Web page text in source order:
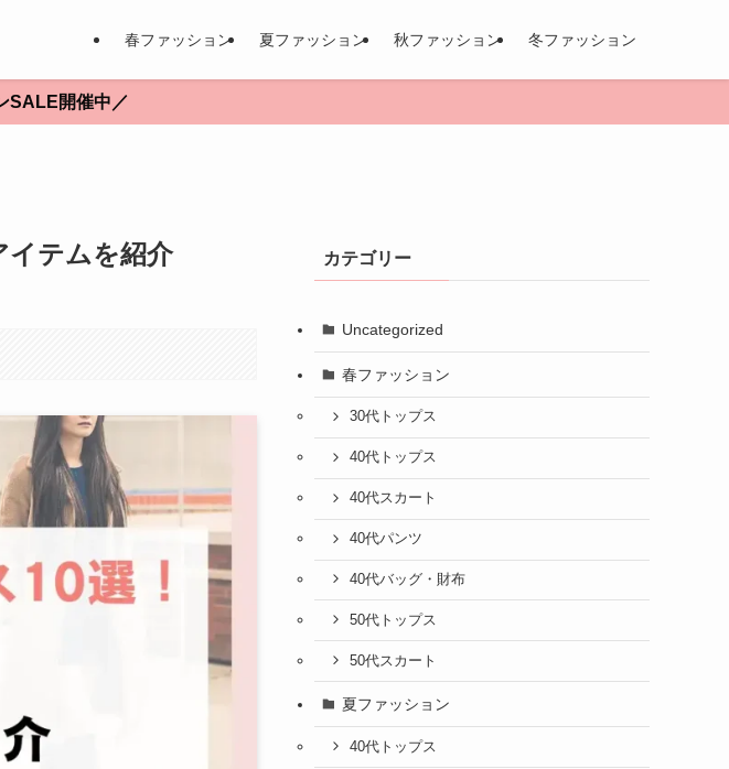
春ファッション 夏ファッション 秋ファッション 冬ファッション
SALE開催中／
イテムを紹介 カテゴリー
Uncategorized
春ファッション
30代トップス
40代トップス
40代スカート
40代パンツ
40代バッグ・財布
50代トップス
50代スカート
夏ファッション
40代トップス